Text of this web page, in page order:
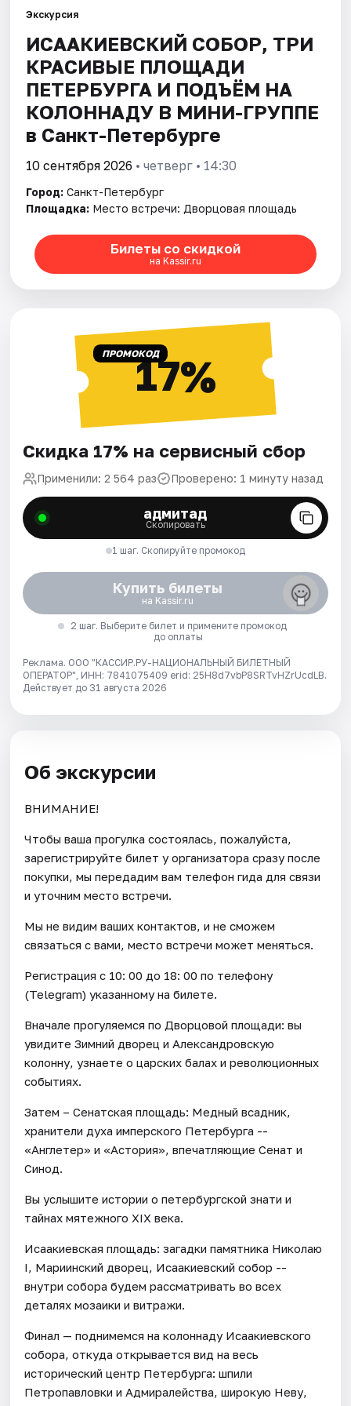
Города
Площадки
Артисты
Экскурсия
ИСААКИЕВСКИЙ СОБОР, ТРИ
КРАСИВЫЕ ПЛОЩАДИ
ПЕТЕРБУРГА И ПОДЪЁМ НА
КОЛОННАДУ В МИНИ-ГРУППЕ
в Санкт-Петербурге
10 сентября 2026 • четверг • 14:30
Город: Санкт-Петербург
Площадка: Место встречи: Дворцовая площадь
Билеты со скидкой
на Kassir.ru
ПРОМОКОД17%
Скидка 17% на сервисный сбор
Применили: 2 564 раз Проверено: 1 минуту назад
адмитад
Скопировать
1 шаг. Скопируйте промокод
Купить билеты
на Kassir.ru
2 шаг. Выберите билет и примените промокод
до оплаты
Реклама. ООО "КАССИР.РУ-НАЦИОНАЛЬНЫЙ БИЛЕТНЫЙ
ОПЕРАТОР", ИНН: 7841075409 erid: 25H8d7vbP8SRTvHZrUcdLB.
Действует до 31 августа 2026
Об экскурсии
ВНИМАНИЕ!
Чтобы ваша прогулка состоялась, пожалуйста,
зарегистрируйте билет у организатора сразу после
покупки, мы передадим вам телефон гида для связи
и уточним место встречи.
Мы не видим ваших контактов, и не сможем
связаться с вами, место встречи может меняться.
Регистрация с 10: 00 до 18: 00 по телефону
(Telegram) указанному на билете.
Вначале прогуляемся по Дворцовой площади: вы
увидите Зимний дворец и Александровскую
колонну, узнаете о царских балах и революционных
событиях.
Затем – Сенатская площадь: Медный всадник,
хранители духа имперского Петербурга --
«Англетер» и «Астория», впечатляющие Сенат и
Синод.
Вы услышите истории о петербургской знати и
тайнах мятежного XIX века.
Исаакиевская площадь: загадки памятника Николаю
I, Мариинский дворец, Исаакиевский собор --
внутри собора будем рассматривать во всех
деталях мозаики и витражи.
Финал — поднимемся на колоннаду Исаакиевского
собора, откуда открывается вид на весь
исторический центр Петербурга: шпили
Петропавловки и Адмиралейства, широкую Неву,